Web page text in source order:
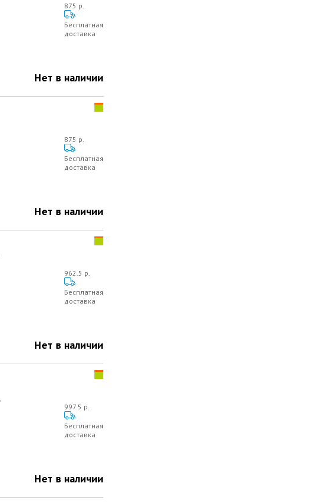
875 р.
Бесплатная
доставка
Нет в наличии
875 р.
Бесплатная
доставка
Нет в наличии
962.5 р.
Бесплатная
доставка
Нет в наличии
997.5 р.
Бесплатная
доставка
Нет в наличии